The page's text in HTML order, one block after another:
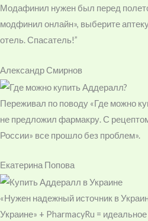
Модафинил нужен был перед
модфинил онлайн», выберите
отель. Спасатель!”
Александр Смирнов
Переживал по поводу «Где можно
не предложил фармакру. С
России» все прошло без проблем».
Екатерина Попова
«Нужен надежный источник в
Украине» + PharmacyRu =